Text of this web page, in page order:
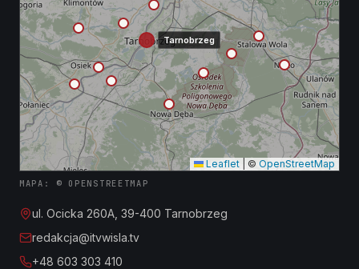
Tarnobrzeg
Leaflet © OpenStreetMap
MAPA: © OPENSTREETMAP
ul. Ocicka 260A, 39-400 Tarnobrzeg
redakcja@itvwisla.tv
+48 603 303 410